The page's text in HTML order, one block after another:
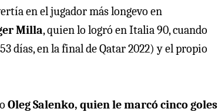
en el jugador más longevo en
Milla, quien lo logró en Italia 90, cuando
días, en la final de Qatar 2022) y el propio
Oleg Salenko, quien le marcó cinco goles